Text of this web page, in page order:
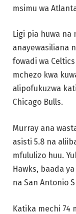
msimu wa
Ligi pia huwa
anayewasiliana
fowadi wa
mchezo kwa
alipofukuzwa
Chicago Bulls.
Murray ana
asisti 5.8 na
mfululizo huu.
Hawks, baada
na San Antonio
Katika mechi 74